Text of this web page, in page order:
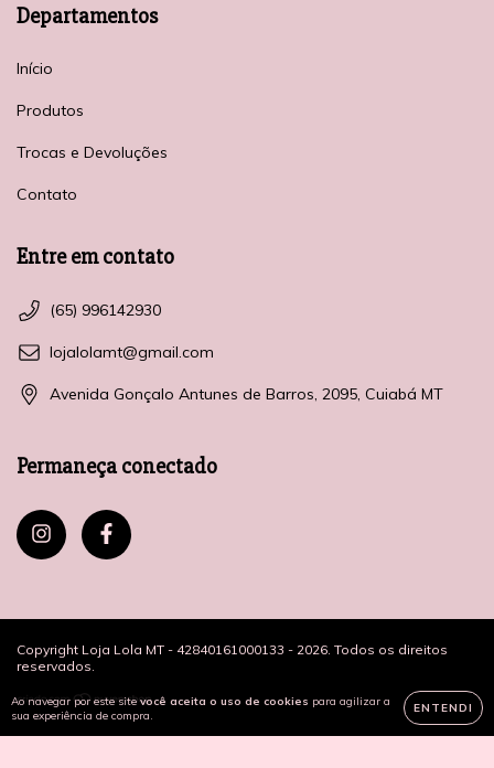
Ao navegar por este sitevocê aceita o uso de cookies para agilizar a
sua experiência de compra.
ENTENDI
Departamentos
Início
Produtos
Trocas e Devoluções
Contato
Entre em contato
(65) 996142930
lojalolamt@gmail.com
Avenida Gonçalo Antunes de Barros, 2095, Cuiabá MT
Permaneça conectado
Copyright Loja Lola MT - 42840161000133 - 2026. Todos os direitos
reservados.